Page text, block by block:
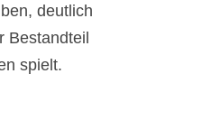
deutlich
Bestandteil
spielt.